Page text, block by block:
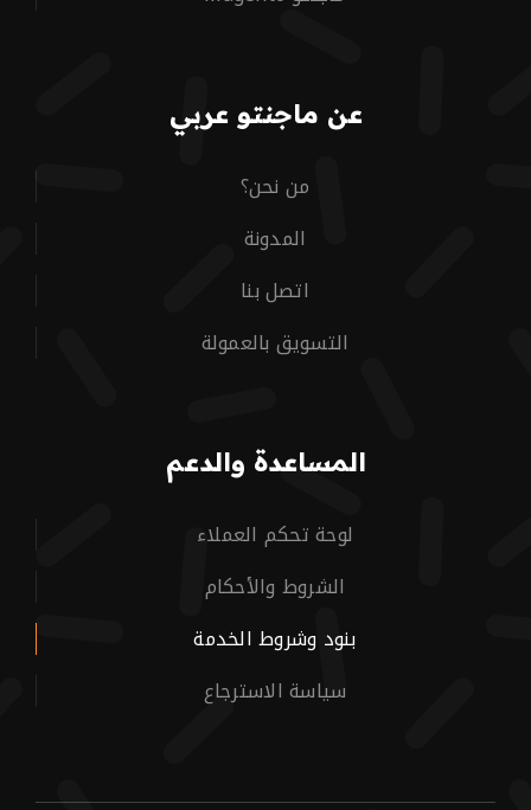
عن ماجنتو عربي
من نحن؟
المدونة
اتصل بنا
التسويق بالعمولة
المساعدة والدعم
لوحة تحكم العملاء
الشروط والأحكام
بنود وشروط الخدمة
سياسة الاسترجاع